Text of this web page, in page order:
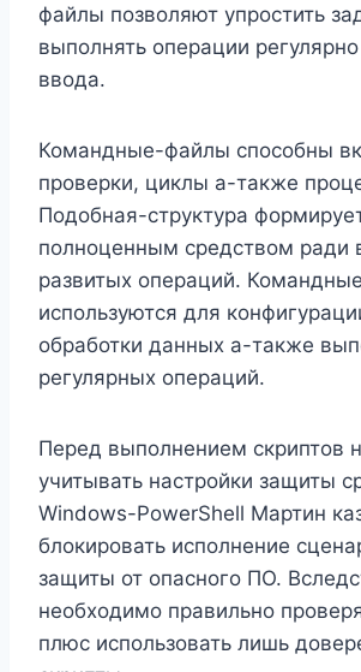
файлы позволяют упростить
выполнять операции
ввода.
Командные-файлы способны
проверки, циклы а-также
Подобная-структура
полноценным средством ради
развитых операций.
используются для
обработки данных а-также
регулярных операций.
Перед выполнением скриптов
учитывать настройки защиты
Windows-PowerShell Мартин
блокировать исполнение
защиты от опасного ПО.
необходимо правильно
плюс использовать лишь